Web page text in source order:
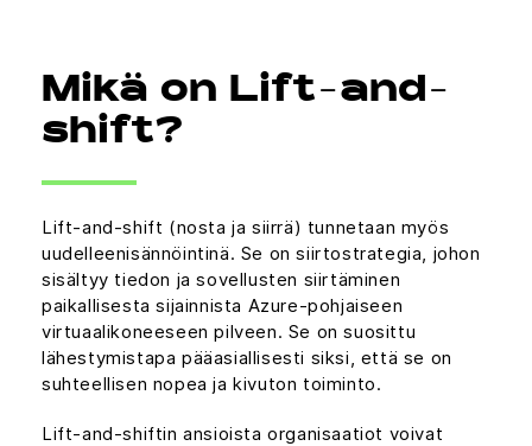
Mikä on Lift-and-
shift?
Lift-and-shift (nosta ja siirrä) tunnetaan myös
uudelleenisännöintinä. Se on siirtostrategia, johon
sisältyy tiedon ja sovellusten siirtäminen
paikallisesta sijainnista Azure-pohjaiseen
virtuaalikoneeseen pilveen. Se on suosittu
lähestymistapa pääasiallisesti siksi, että se on
suhteellisen nopea ja kivuton toiminto.
Lift-and-shiftin ansioista organisaatiot voivat